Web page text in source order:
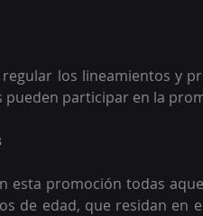
los lineamientos y
pueden participar en la
esta promoción todas
de edad, que residan en